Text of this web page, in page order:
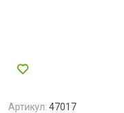
Артикул: 47017